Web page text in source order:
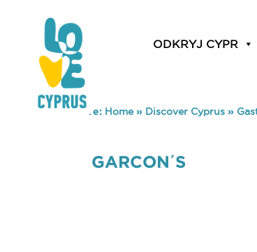
ODKRYJ CYPR
You are here: Home» Discover Cyprus »
GARCON΄S